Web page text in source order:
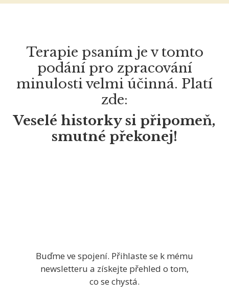
Terapie psaním je v tomto
podání pro zpracování
minulosti velmi účinná. Platí
zde:
Veselé historky si připomeň,
smutné překonej!
Buďme ve spojení. Přihlaste se k mému
newsletteru a získejte přehled o tom,
co se chystá.